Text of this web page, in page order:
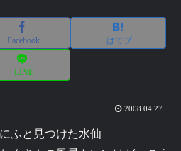
Facebook はてブ
LINE
2008.04.27
ふと見つけた水仙